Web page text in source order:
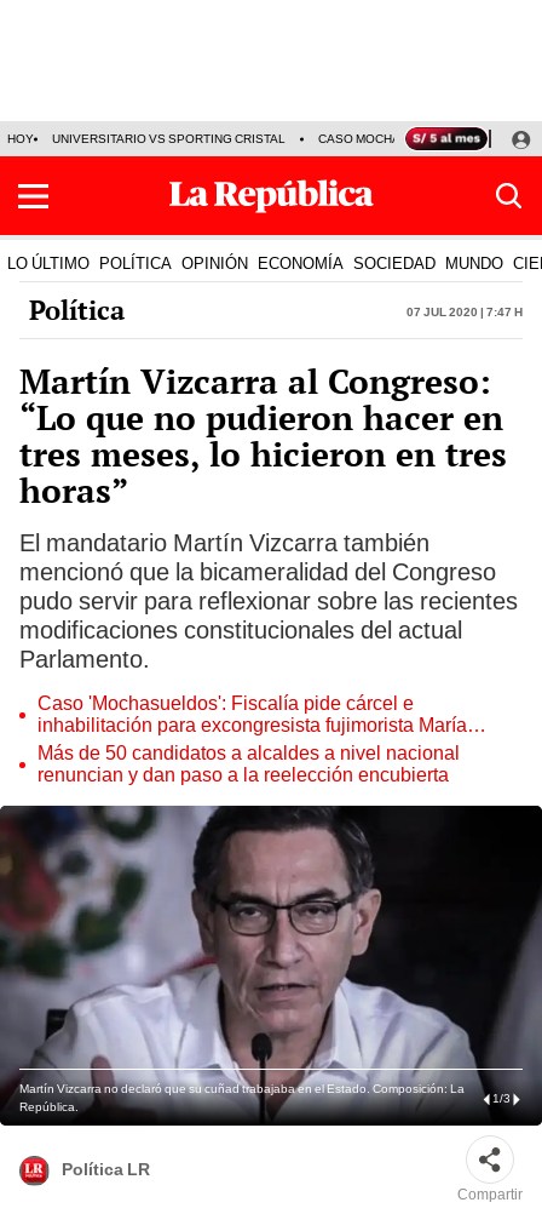
HOY UNIVERSITARIO VS SPORTING CRISTAL CASO MOCHASUELDOS
LO ÚLTIMO POLÍTICA OPINIÓN ECONOMÍA SOCIEDAD MUNDO
Política 07 Jul 2020 | 7:47 h
Martín Vizcarra al Congreso:
“Lo que no pudieron hacer en
tres meses, lo hicieron en tres
horas”
El mandatario Martín Vizcarra también
mencionó que la bicameralidad del Congreso
pudo servir para reflexionar sobre las recientes
modificaciones constitucionales del actual
Parlamento.
Caso 'Mochasueldos': Fiscalía pide cárcel e
inhabilitación para excongresista fujimorista María
Cordero Jon Tay
Más de 50 candidatos a alcaldes a nivel nacional
renuncian y dan paso a la reelección encubierta
Martín Vizcarra no declaró que su cuñad trabajaba en el Estado. Composición: La
República.
1/3
Política LR
Compartir